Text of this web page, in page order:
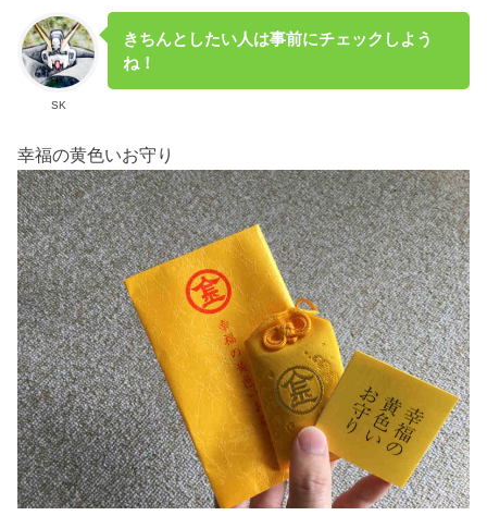
SK
きちんとしたい人は事前にチェックしよう
ね！
幸福の黄色いお守り